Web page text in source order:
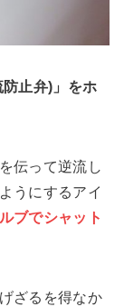
防止弁)」をホ
伝って逆流し
うにするアイ
ブでシャット
ざるを得なか